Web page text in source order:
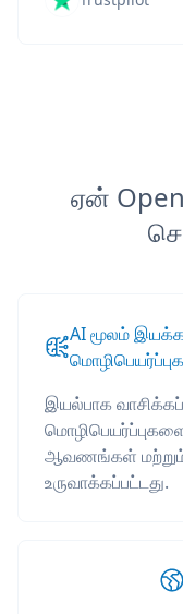
ஏன்
AI மூலம்
இயல்பாக
ஆவணங்கள் மற்றும்
உருவாக்கப்பட்டது.